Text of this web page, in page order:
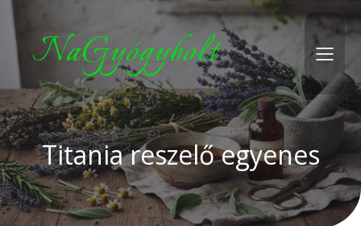
NaGyógybolt
Titania reszelő egyenes